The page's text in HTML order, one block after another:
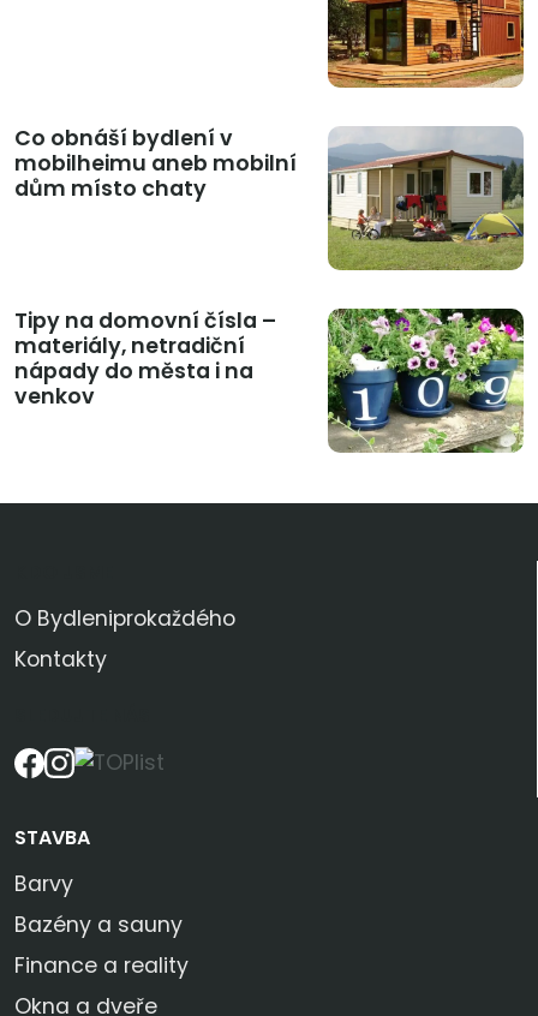
Co obnáší bydlení v
mobilheimu aneb mobilní
dům místo chaty
Tipy na domovní čísla –
materiály, netradiční
nápady do města i na
venkov
O Bydleniprokaždého
Kontakty
STAVBA
Barvy
Bazény a sauny
Finance a reality
Okna a dveře